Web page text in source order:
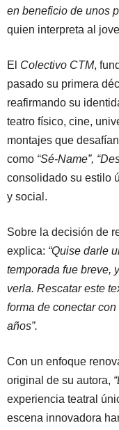
en beneficio de unos
quien interpreta al
El Colectivo CTM,
pasado su primera
reafirmando su
teatro físico, cine,
montajes que
como “Sé-Name”,
consolidado su estilo
y social.
Sobre la decisión de
explica: “Quise darle
temporada fue breve,
verla. Rescatar este
forma de conectar
años”.
Con un enfoque
original de su autora,
experiencia teatral
escena innovadora